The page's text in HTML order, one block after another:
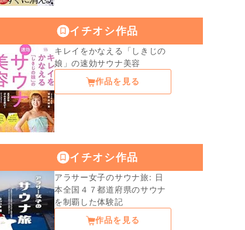
イチオシ作品
キレイをかなえる「しきじの
娘」の速効サウナ美容
作品を見る
イチオシ作品
アラサー女子のサウナ旅: 日
本全国４７都道府県のサウナ
を制覇した体験記
作品を見る